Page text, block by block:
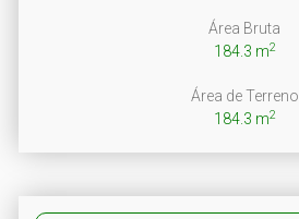
Área Bruta
184.3 m2
Área de Terreno
184.3 m2